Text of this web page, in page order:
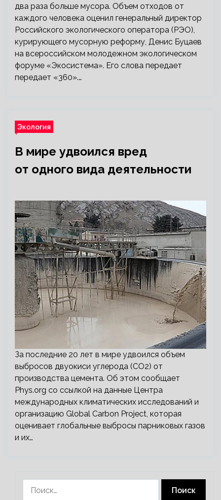
два раза больше мусора. Объем отходов от
каждого человека оценил генеральный директор
Российского экологического оператора (РЭО),
курирующего мусорную реформу, Денис Буцаев
на всероссийском молодежном экологическом
форуме «Экосистема». Его слова передает
передает «360».…
Экология
В мире удвоился вред
от одного вида деятельности
За последние 20 лет в мире удвоился объем
выбросов двуокиси углерода (CO2) от
производства цемента. Об этом сообщает
Phys.org со ссылкой на данные Центра
международных климатических исследований и
организацию Global Carbon Project, которая
оценивает глобальные выбросы парниковых газов
и их…